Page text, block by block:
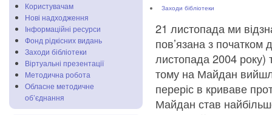
Користувачам
Нові надходження
Інформаційні ресурси
Фонд рідкісних видань
Заходи бібліотеки
Віртуальні презентації
Методична робота
Обласне методичне
об’єднання
Заходи бібліотеки
21 листопада ми
пов’язана з
листопада 2004 року)
тому на Майдан
переріс в криваве
Майдан став